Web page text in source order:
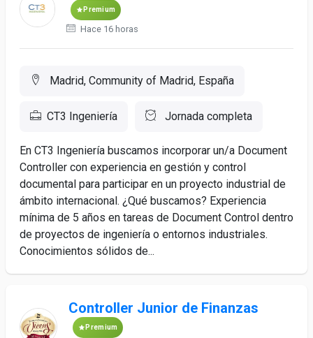
Premium
Hace 16 horas
Madrid, Community of Madrid, España
CT3 Ingeniería Jornada completa
En CT3 Ingeniería buscamos incorporar un/a Document
Controller con experiencia en gestión y control
documental para participar en un proyecto industrial de
ámbito internacional. ¿Qué buscamos? Experiencia
mínima de 5 años en tareas de Document Control dentro
de proyectos de ingeniería o entornos industriales.
Conocimientos sólidos de...
Controller Junior de Finanzas
Premium